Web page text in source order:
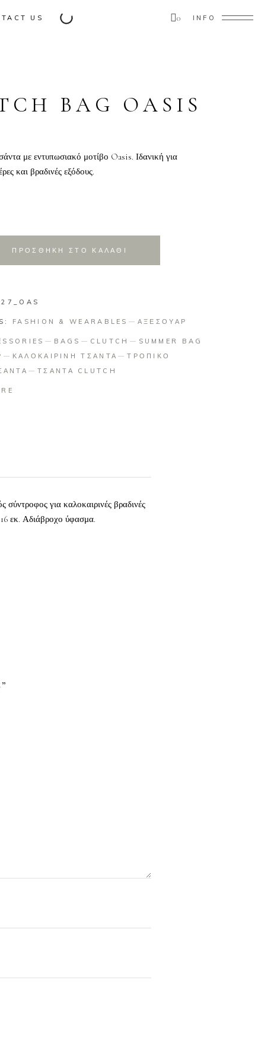
US 0 INFO
BAG OASIS
με εντυπωσιακό μοτίβο Oasis. Ιδανική για
και βραδινές εξόδους.
ΠΡΟΣΘΗΚΗ ΣΤΟ ΚΑΛΑΘΙ
FASHION & WEARABLES ΑΞΕΣΟΥΑΡ
BAGS CLUTCH
SUMMER BAG
ΚΑΛΟΚΑΙΡΙΝΗ ΤΣΑΝΤΑ
ΤΡΟΠΙΚΟ
ΤΣΑΝΤΑ CLUTCH
για καλοκαιρινές βραδινές
εκ. Αδιάβροχο ύφασμα.